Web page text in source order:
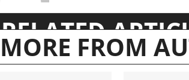
RELATED
MORE FROM